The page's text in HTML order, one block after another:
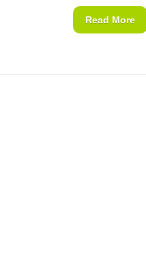
Read More